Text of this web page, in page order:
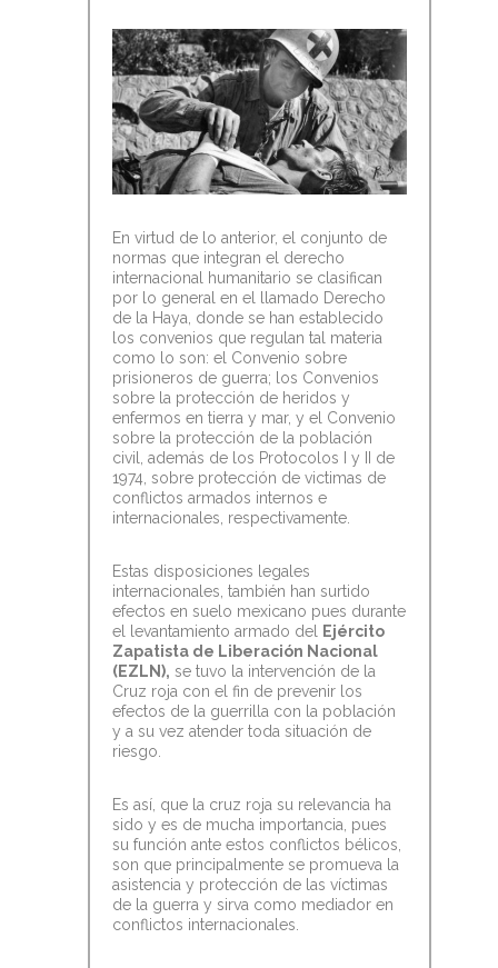
En virtud de lo anterior, el conjunto de
normas que integran el derecho
internacional humanitario se clasifican
por lo general en el llamado Derecho
de la Haya, donde se han establecido
los convenios que regulan tal materia
como lo son: el Convenio sobre
prisioneros de guerra; los Convenios
sobre la protección de heridos y
enfermos en tierra y mar, y el Convenio
sobre la protección de la población
civil, además de los Protocolos I y II de
1974, sobre protección de victimas de
conflictos armados internos e
internacionales, respectivamente.
Estas disposiciones legales
internacionales, también han surtido
efectos en suelo mexicano pues durante
el levantamiento armado del Ejército
Zapatista de Liberación Nacional
(EZLN), se tuvo la intervención de la
Cruz roja con el fin de prevenir los
efectos de la guerrilla con la población
y a su vez atender toda situación de
riesgo.
Es así, que la cruz roja su relevancia ha
sido y es de mucha importancia, pues
su función ante estos conflictos bélicos,
son que principalmente se promueva la
asistencia y protección de las víctimas
de la guerra y sirva como mediador en
conflictos internacionales.